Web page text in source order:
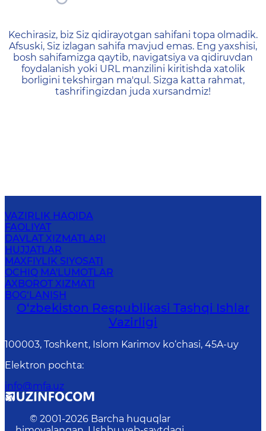
404 — Страница не
Kechirasiz, biz Siz qidirayotgan sahifani topa olmadik.
Afsuski, Siz izlagan sahifa mavjud emas. Eng yaxshisi,
bosh sahifamizga qaytib, navigatsiya va qidiruvdan
foydalanish yoki URL manzilini kiritishda xatolik
borligini tekshirgan ma'qul. Sizga katta rahmat,
tashrifingizdan juda xursandmiz!
VAZIRLIK HAQIDA
FAOLIYAT
DAVLAT XIZMATLARI
HUJJATLAR
MAXFIYLIK SIYOSATI
OCHIQ MA'LUMOTLAR
AXBOROT XIZMATI
BOG‘LANISH
O‘zbеkistоn Rеspublikаsi Tashqi Ishlаr
Vаzirligi
100003, Toshkent, Islom Karimov ko‘chasi, 45A-uy
Elektron pochta:
info@mfa.uz
© 2001-2026 Barcha huquqlar